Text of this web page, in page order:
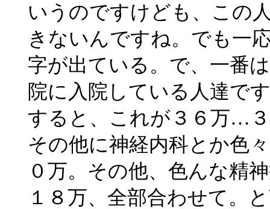
いうのですけども、この
きないんですね。でも一
字が出ている。で、一番
院に入院している人達で
すると、これが３６万…
その他に神経内科とか色
０万。その他、色んな精
１８万、全部合わせて。